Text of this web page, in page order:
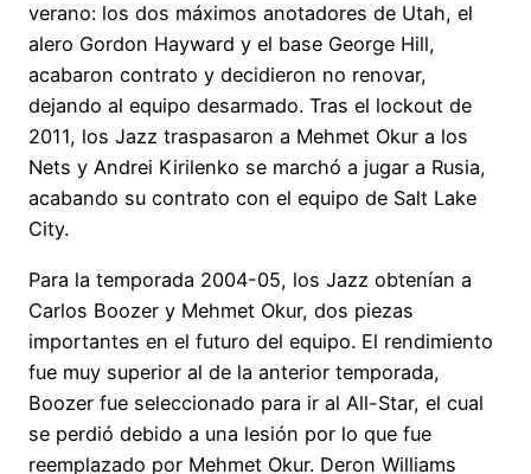
verano: los dos máximos anotadores de Utah, el
alero Gordon Hayward y el base George Hill,
acabaron contrato y decidieron no renovar,
dejando al equipo desarmado. Tras el lockout de
2011, los Jazz traspasaron a Mehmet Okur a los
Nets y Andrei Kirilenko se marchó a jugar a Rusia,
acabando su contrato con el equipo de Salt Lake
City.
Para la temporada 2004-05, los Jazz obtenían a
Carlos Boozer y Mehmet Okur, dos piezas
importantes en el futuro del equipo. El rendimiento
fue muy superior al de la anterior temporada,
Boozer fue seleccionado para ir al All-Star, el cual
se perdió debido a una lesión por lo que fue
reemplazado por Mehmet Okur. Deron Williams